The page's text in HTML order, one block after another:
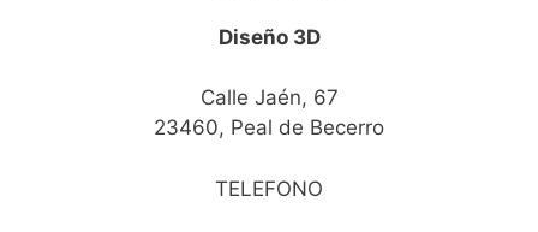
Diseño 3D
Calle Jaén, 67
23460, Peal de Becerro
TELEFONO